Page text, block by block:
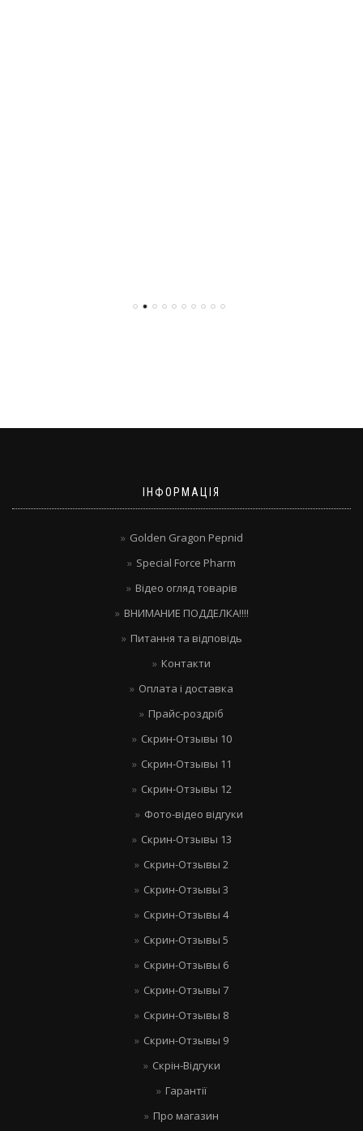
ІНФОРМАЦІЯ
Golden Gragon Pepnid
Special Force Pharm
Відео огляд товарів
ВНИМАНИЕ ПОДДЕЛКА!!!!
Питання та відповідь
Контакти
Оплата і доставка
Прайс-роздріб
Скрин-Отзывы 10
Скрин-Отзывы 11
Скрин-Отзывы 12
Фото-відео відгуки
Скрин-Отзывы 13
Скрин-Отзывы 2
Скрин-Отзывы 3
Скрин-Отзывы 4
Скрин-Отзывы 5
Скрин-Отзывы 6
Скрин-Отзывы 7
Скрин-Отзывы 8
Скрин-Отзывы 9
Скрін-Відгуки
Гарантії
Про магазин